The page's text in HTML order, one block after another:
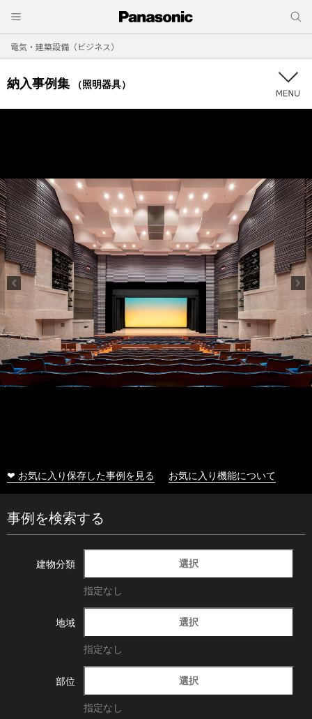
電気・建築設備（ビジネス）
納入事例集 （照明器具）
❤ お気に入り保存した事例を見る お気に入り機能について
事例を検索する
建物分類 選択
指定なし
地域 選択
指定なし
部位 選択
指定なし